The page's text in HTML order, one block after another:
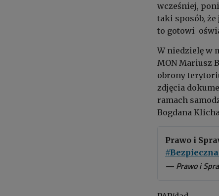
wcześniej,
taki sposób,
to gotowi
W niedzielę w
MON Mariusz
obrony
zdjęcia
ramach
Bogdana
Prawo i
— Prawo i